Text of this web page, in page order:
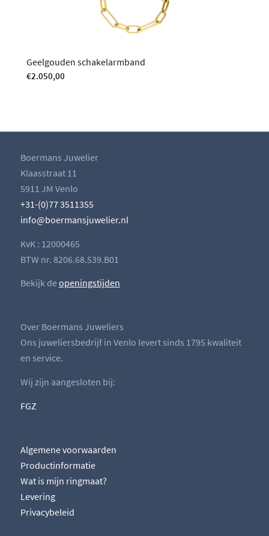
Geelgouden schakelarmband
€2.050,00
Boermans Juwelier
Klaasstraat 11
5911 JM Venlo
+31-(0)77 3511355
info@boermansjuwelier.nl
KvK : 12000465
BTW nr. 8206.68.539.B01
Bekijk deopeningstijden
Over Boermans Juweliers
Ons juweliersbedrijf in Venlo levert sinds 1795 kwaliteit
en service.
Wij zijn aangesloten bij:
FGZ
Algemene voorwaarden
Productinformatie
Wat is mijn ringmaat?
Levering
Privacybeleid